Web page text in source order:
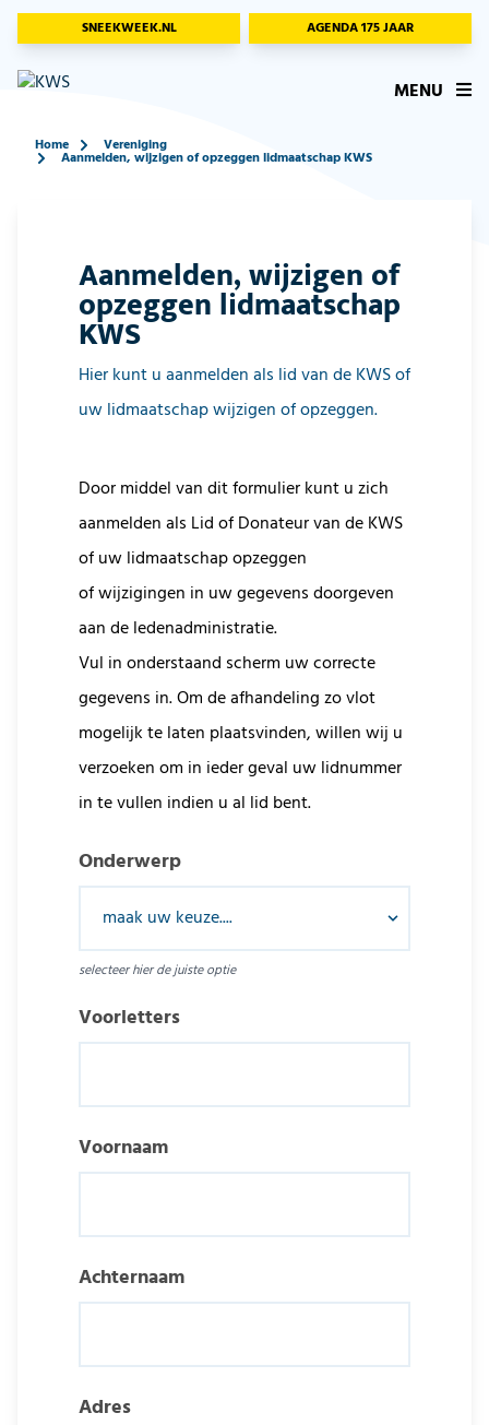
SNEEKWEEK.NL AGENDA 175 JAAR
MENU
Home Vereniging
Aanmelden, wijzigen of opzeggen lidmaatschap KWS
Aanmelden, wijzigen of
opzeggen lidmaatschap
KWS
Hier kunt u aanmelden als lid van de KWS of
uw lidmaatschap wijzigen of opzeggen.
Door middel van dit formulier kunt u zich
aanmelden als Lid of Donateur van de KWS
of uw lidmaatschap opzeggen
of wijzigingen in uw gegevens doorgeven
aan de ledenadministratie.
Vul in onderstaand scherm uw correcte
gegevens in. Om de afhandeling zo vlot
mogelijk te laten plaatsvinden, willen wij u
verzoeken om in ieder geval uw lidnummer
in te vullen indien u al lid bent.
Onderwerp
selecteer hier de juiste optie
Voorletters
Voornaam
Achternaam
Adres